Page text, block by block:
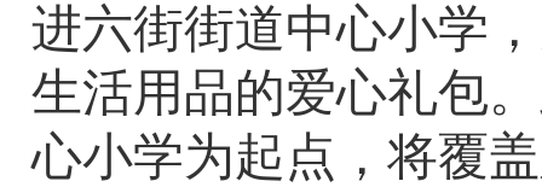
进六街街道中心小学
生活用品的爱心礼包
心小学为起点，将覆